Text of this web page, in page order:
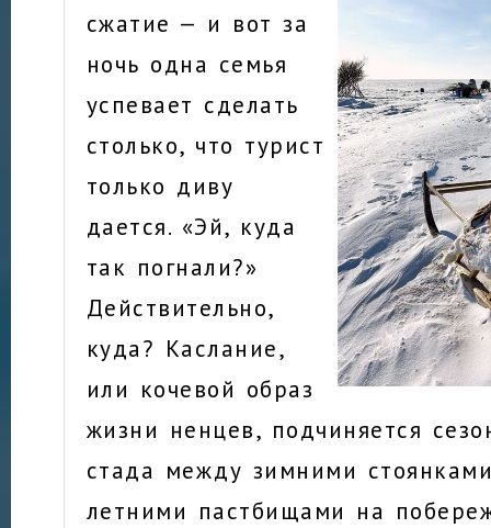
сжатие — и вот за
ночь одна семья
успевает сделать
столько, что турист
только диву
дается. «Эй, куда
так погнали?»
Действительно,
куда? Каслание,
или кочевой образ
жизни ненцев, подчиняется
стада между зимними
летними пастбищами на